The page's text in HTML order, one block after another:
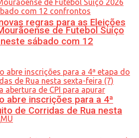
regras para as Eleições
de Futebol Suíço
sábado com 12
abre inscrições para a 4ª
de Corridas de Rua nesta